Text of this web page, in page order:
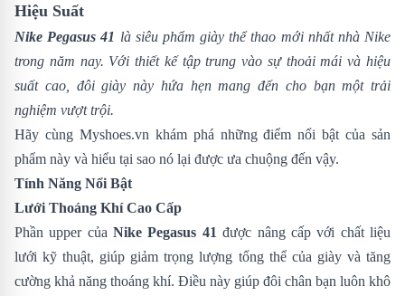
Hiệu Suất
Nike Pegasus 41 là siêu phẩm giày thể thao mới nhất nhà Nike
trong năm nay. Với thiết kế tập trung vào sự thoải mái và hiệu
suất cao, đôi giày này hứa hẹn mang đến cho bạn một trải
nghiệm vượt trội.
Hãy cùng Myshoes.vn khám phá những điểm nổi bật của sản
phẩm này và hiểu tại sao nó lại được ưa chuộng đến vậy.
Tính Năng Nổi Bật
Lưới Thoáng Khí Cao Cấp
Phần upper củaNike Pegasus 41 được nâng cấp với chất liệu
lưới kỹ thuật, giúp giảm trọng lượng tổng thể của giày và tăng
cường khả năng thoáng khí. Điều này giúp đôi chân bạn luôn khô